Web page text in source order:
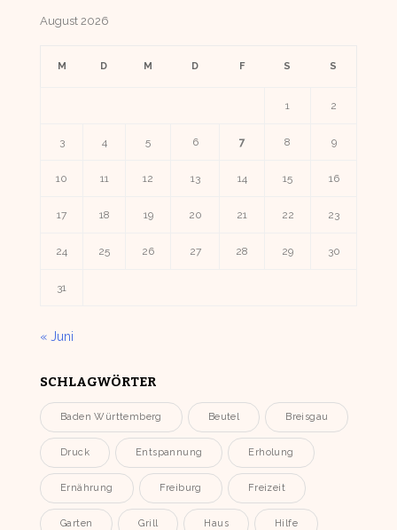
August 2026
M D M D F S S
1 2
3 4 5 6 7 8 9
10 11 12 13 14 15 16
17 18 19 20 21 22 23
24 25 26 27 28 29 30
31
« Juni
SCHLAGWÖRTER
Baden Württemberg Beutel Breisgau
Druck Entspannung Erholung
Ernährung Freiburg Freizeit
Garten Grill Haus Hilfe